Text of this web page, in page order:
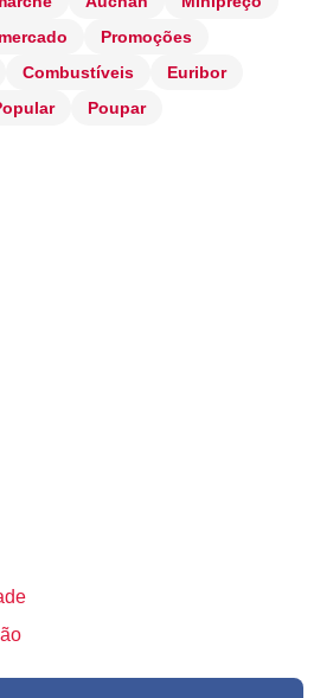
Promoções
Combustíveis
Euribor
Poupar